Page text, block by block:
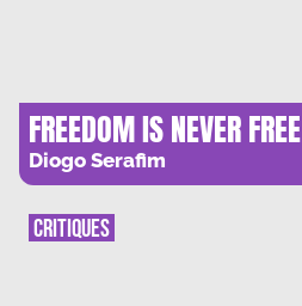
FREEDOM IS NEVER FREE
Diogo Serafim
CRITIQUES